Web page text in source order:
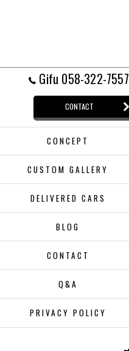
Gifu 058-322-7557
CONTACT
CONCEPT
CUSTOM GALLERY
DELIVERED CARS
BLOG
CONTACT
Q&A
PRIVACY POLICY